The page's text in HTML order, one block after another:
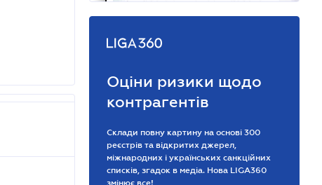
Оціни ризики щодо
контрагентів
Склади повну картину на основі 300
реєстрів та відкритих джерел,
міжнародних і українських санкційних
списків, згадок в медіа. Нова LIGA360
змінює все!